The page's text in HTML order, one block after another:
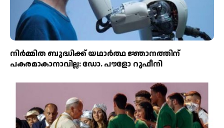
നിർമ്മിത ബുദ്ധിക്ക് യഥാർത്ഥ ജ്ഞാനത്തിന്
പകരമാകാനാവില്ല: ഡോ. പൗളോ റുഫീനി